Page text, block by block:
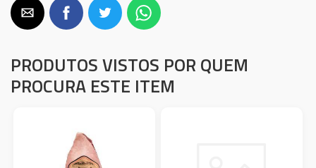
PRODUTOS VISTOS POR QUEM
PROCURA ESTE ITEM